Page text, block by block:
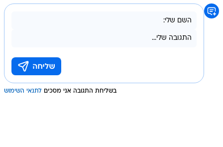
בשליחת התגובה אני מסכים לתנאי השימוש